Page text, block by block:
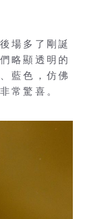
場多了剛誕
略顯透明的
藍色，仿佛
常驚喜。